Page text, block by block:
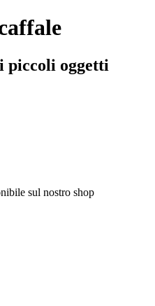
oggetti
sul nostro shop